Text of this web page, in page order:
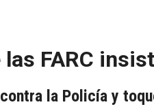
FARC
la Policía y